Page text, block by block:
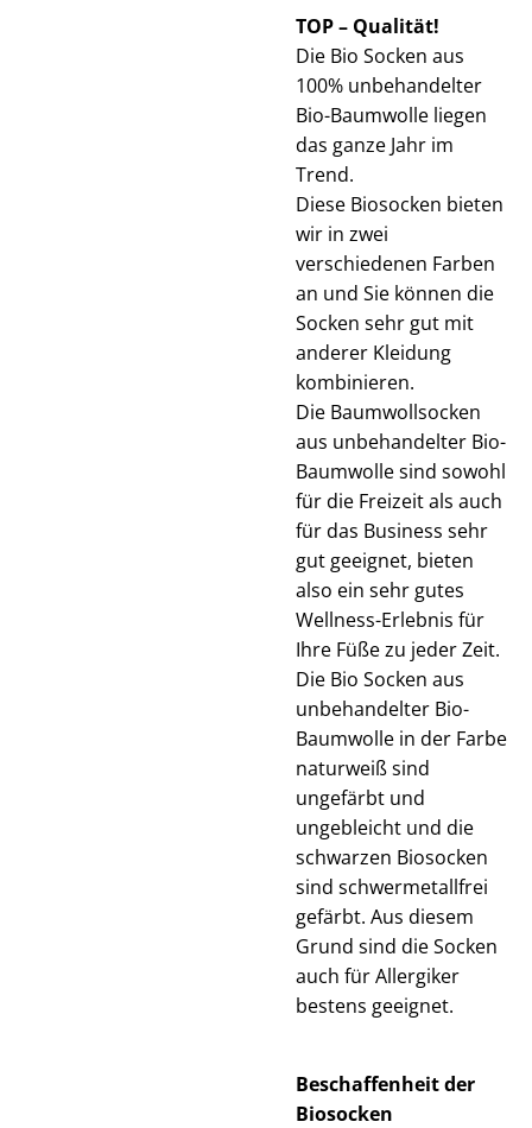
TOP – Qualität!
Die Bio Socken aus
100% unbehandelter
Bio-Baumwolle liegen
das ganze Jahr im
Trend.
Diese Biosocken bieten
wir in zwei
verschiedenen Farben
an und Sie können die
Socken sehr gut mit
anderer Kleidung
kombinieren.
Die Baumwollsocken
aus unbehandelter Bio-
Baumwolle sind sowohl
für die Freizeit als auch
für das Business sehr
gut geeignet, bieten
also ein sehr gutes
Wellness-Erlebnis für
Ihre Füße zu jeder Zeit.
Die Bio Socken aus
unbehandelter Bio-
Baumwolle in der Farbe
naturweiß sind
ungefärbt und
ungebleicht und die
schwarzen Biosocken
sind schwermetallfrei
gefärbt. Aus diesem
Grund sind die Socken
auch für Allergiker
bestens geeignet.
Beschaffenheit der
Biosocken